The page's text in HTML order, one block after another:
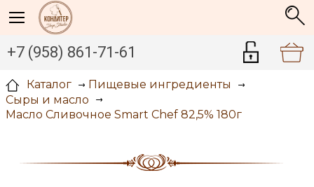
+7 (958) 861-71-61
Каталог
Пищевые ингредиенты
Сыры и масло
Масло Сливочное Smart Chef 82,5% 180г